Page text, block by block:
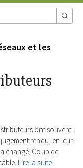
et les
ont souvent
rendu, en leur
changé. Coup de
Lire la suite